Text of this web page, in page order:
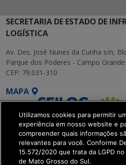
SECRETARIA DE ESTADO DE
LOGÍSTICA
Av. Des. José Nunes da Cunha s/n,
Parque dos Poderes - Campo
CEP: 79.031-310
MAPA
SETDIG | Secretaria-
Utilizamos cookies para permitir
experiência em nosso website e
compreender quais informações
relevantes para você. Conforme
15.572/2020 que trata da LGPD
de Mato Grosso do Sul.